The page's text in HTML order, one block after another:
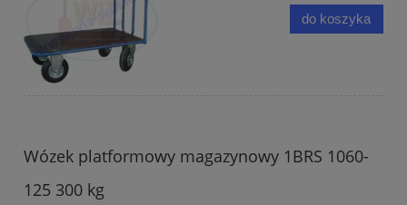
do koszyka
Wózek platformowy magazynowy 1BRS 1060-
125 300 kg